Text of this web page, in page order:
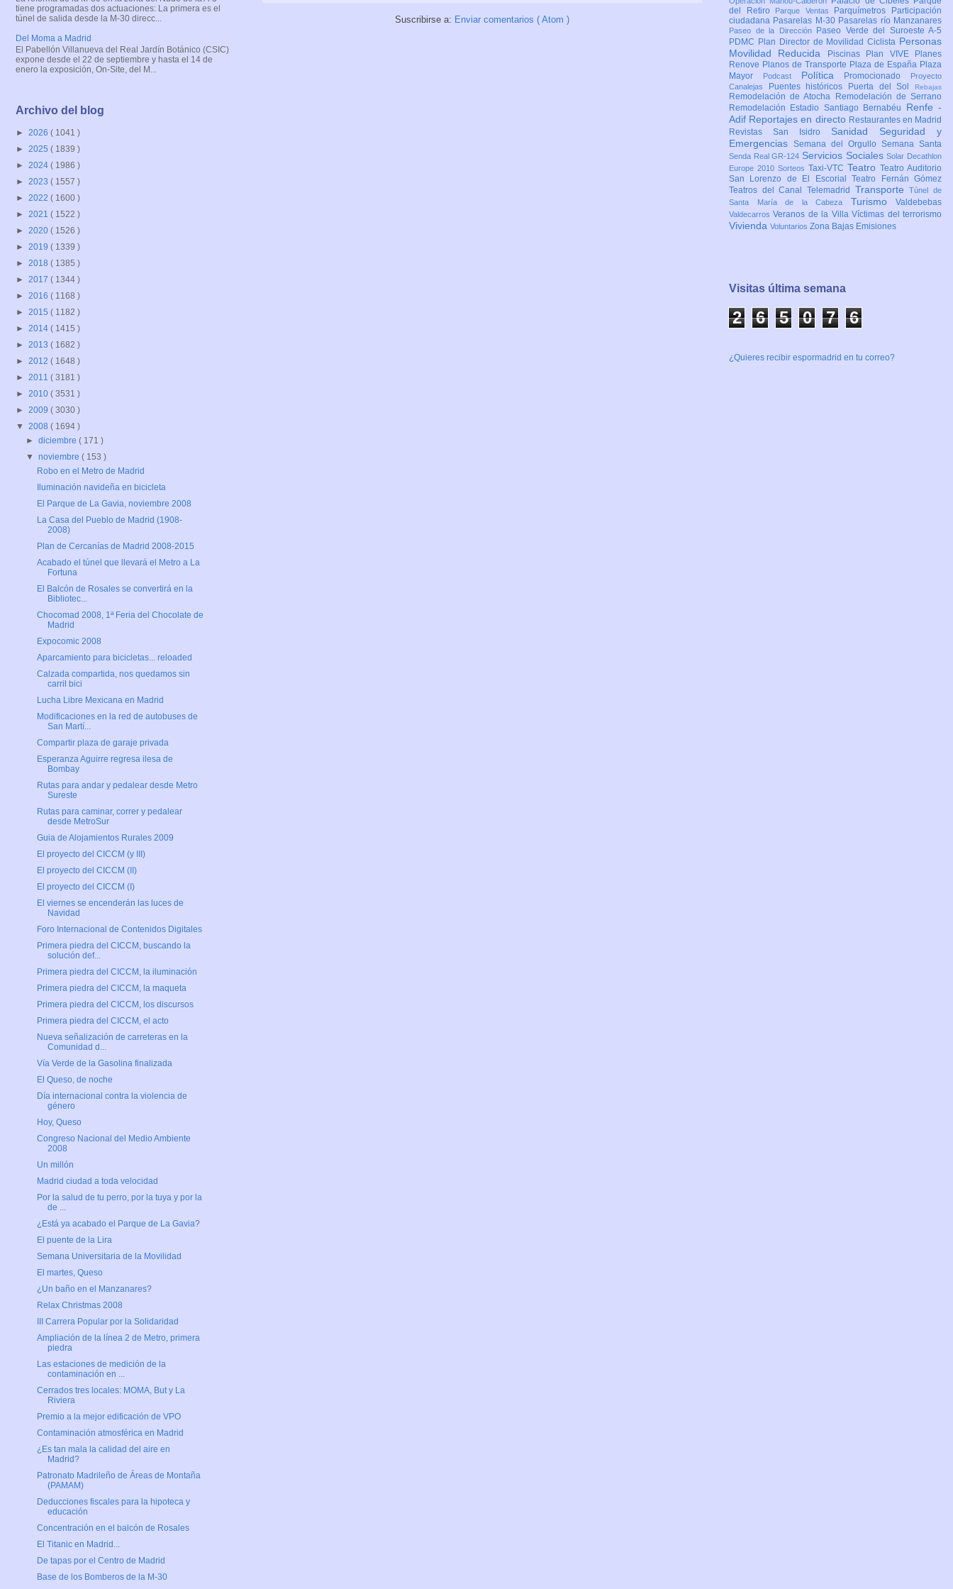
Suscribirse a: Enviar comentarios ( Atom )
tiene programadas dos actuaciones: La primera es el
túnel de salida desde la M-30 direcc...
Del Moma a Madrid
El Pabellón Villanueva del Real Jardín Botánico (CSIC)
expone desde el 22 de septiembre y hasta el 14 de
enero la exposición, On-Site, del M...
Archivo del blog
► 2026 ( 1041 )
► 2025 ( 1839 )
► 2024 ( 1986 )
► 2023 ( 1557 )
► 2022 ( 1600 )
► 2021 ( 1522 )
► 2020 ( 1526 )
► 2019 ( 1339 )
► 2018 ( 1385 )
► 2017 ( 1344 )
► 2016 ( 1168 )
► 2015 ( 1182 )
► 2014 ( 1415 )
► 2013 ( 1682 )
► 2012 ( 1648 )
► 2011 ( 3181 )
► 2010 ( 3531 )
► 2009 ( 3030 )
▼ 2008 ( 1694 )
►diciembre( 171 )
▼noviembre( 153 )
Robo en el Metro de Madrid
Iluminación navideña en bicicleta
El Parque de La Gavia, noviembre 2008
La Casa del Pueblo de Madrid (1908-
2008)
Plan de Cercanías de Madrid 2008-2015
Acabado el túnel que llevará el Metro a La
Fortuna
El Balcón de Rosales se convertirá en la
Bibliotec...
Chocomad 2008, 1ª Feria del Chocolate de
Madrid
Expocomic 2008
Aparcamiento para bicicletas... reloaded
Calzada compartida, nos quedamos sin
carril bici
Lucha Libre Mexicana en Madrid
Modificaciones en la red de autobuses de
San Martí...
Compartir plaza de garaje privada
Esperanza Aguirre regresa ilesa de
Bombay
Rutas para andar y pedalear desde Metro
Sureste
Rutas para caminar, correr y pedalear
desde MetroSur
Guia de Alojamientos Rurales 2009
El proyecto del CICCM (y III)
El proyecto del CICCM (II)
El proyecto del CICCM (I)
El viernes se encenderán las luces de
Navidad
Foro Internacional de Contenidos Digitales
Primera piedra del CICCM, buscando la
solución def...
Primera piedra del CICCM, la iluminación
Primera piedra del CICCM, la maqueta
Primera piedra del CICCM, los discursos
Primera piedra del CICCM, el acto
Nueva señalización de carreteras en la
Comunidad d...
Vía Verde de la Gasolina finalizada
El Queso, de noche
Día internacional contra la violencia de
género
Hoy, Queso
Congreso Nacional del Medio Ambiente
2008
Un millón
Madrid ciudad a toda velocidad
Por la salud de tu perro, por la tuya y por la
de ...
¿Está ya acabado el Parque de La Gavia?
El puente de la Lira
Semana Universitaria de la Movilidad
El martes, Queso
¿Un baño en el Manzanares?
Relax Christmas 2008
III Carrera Popular por la Solidaridad
Ampliación de la línea 2 de Metro, primera
piedra
Las estaciones de medición de la
contaminación en ...
Cerrados tres locales: MOMA, But y La
Riviera
Premio a la mejor edificación de VPO
Contaminación atmosférica en Madrid
¿Es tan mala la calidad del aire en
Madrid?
Patronato Madrileño de Áreas de Montaña
(PAMAM)
Deducciones fiscales para la hipoteca y
educación
Concentración en el balcón de Rosales
El Titanic en Madrid...
De tapas por el Centro de Madrid
Base de los Bomberos de la M-30
del Retiro
Parque Ventas Parquímetros
Participación
ciudadana Pasarelas M-30 Pasarelas río Manzanares
Paseo de la Dirección
Paseo Verde del Suroeste A-5
PDMC Plan Director de Movilidad Ciclista Personas
Movilidad Reducida
Piscinas Plan VIVE
Planes
Renove Planos de Transporte Plaza de España Plaza
Mayor
Podcast Política Promocionado
Proyecto
Canalejas
Puentes históricos Puerta del Sol Rebajas
Remodelación de Atocha
Remodelación de Serrano
Remodelación Estadio Santiago Bernabéu Renfe -
Adif Reportajes en directo Restaurantes en Madrid
Revistas San Isidro Sanidad Seguridad y
Emergencias Semana del Orgullo Semana Santa
Senda Real GR-124 Servicios SocialesSolar Decathlon
Europe 2010 Sorteos Taxi-VTC Teatro Teatro Auditorio
San Lorenzo de El EscorialTeatro Fernán Gómez
Teatros del Canal Telemadrid TransporteTúnel de
Santa María de la Cabeza Turismo Valdebebas
ValdecarrosVeranos de la VillaVíctimas del terrorismo
Vivienda Voluntarios Zona Bajas Emisiones
Visitas última semana
2 6 5 0 7 6
¿Quieres recibir espormadrid en tu correo?